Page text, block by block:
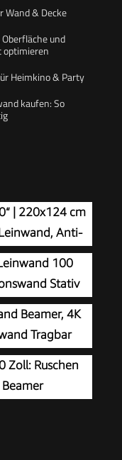
Wand & Decke
und
optimieren
Heimkino & Party
kaufen: So
| 220x124 cm
Anti-
für Büro,
Zoll)
100
Stativ
für
Beamer, 4K
Tragbar
Ideal für
Zoll: Ruschen
& Seile